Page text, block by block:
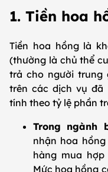
1. Tiền hoa
Tiền hoa hồng là
(thường là chủ thể
trả cho người trung
trên các dịch vụ đã
tính theo tỷ lệ phần
Trong ngành
nhận hoa
hàng mua
Mức hoa hồng